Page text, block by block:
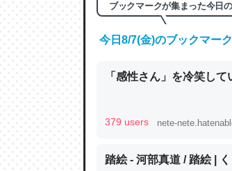
これは良記事。32768トー
の伏線」は回収されない
やすく強くなりそう
の600分の1程度。
ブックマークが集まった今日
今日8/7(金)のブックマー
「感性さん」を冷笑し
379 users nete-
踏絵 - 河部真道 / 踏絵 |